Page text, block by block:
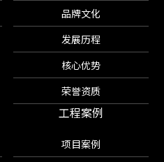
品牌文化
发展历程
核心优势
荣誉资质
工程案例
项目案例